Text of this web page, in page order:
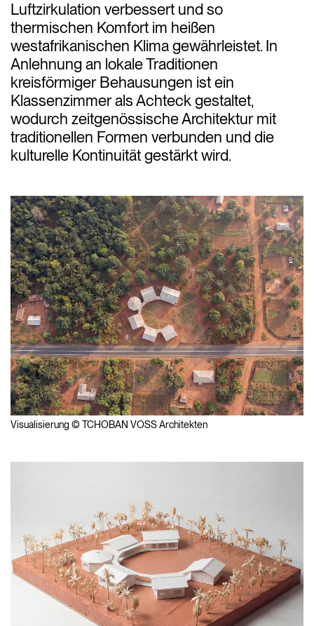
Luftzirkulation verbessert und so
thermischen Komfort im heißen
westafrikanischen Klima gewährleistet. In
Anlehnung an lokale Traditionen
kreisförmiger Behausungen ist ein
Klassenzimmer als Achteck gestaltet,
wodurch zeitgenössische Architektur mit
traditionellen Formen verbunden und die
kulturelle Kontinuität gestärkt wird.
Visualisierung © TCHOBAN VOSS Architekten